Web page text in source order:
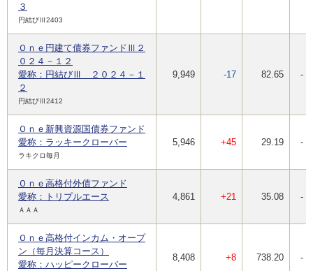
３
円結びⅢ2403
Ｏｎｅ円建て債券ファンドⅢ２
０２４－１２
愛称：円結びⅢ ２０２４－１
２
円結びⅢ2412
9,949 -17 82.65 -
Ｏｎｅ新興資源国債券ファンド
愛称：ラッキークローバー
ラキクロ毎月
5,946 +45 29.19 -
Ｏｎｅ高格付外債ファンド
愛称：トリプルエース
ＡＡＡ
4,861 +21 35.08 -
Ｏｎｅ高格付インカム・オープ
ン（毎月決算コース）
愛称：ハッピークローバー
8,408 +8 738.20 -